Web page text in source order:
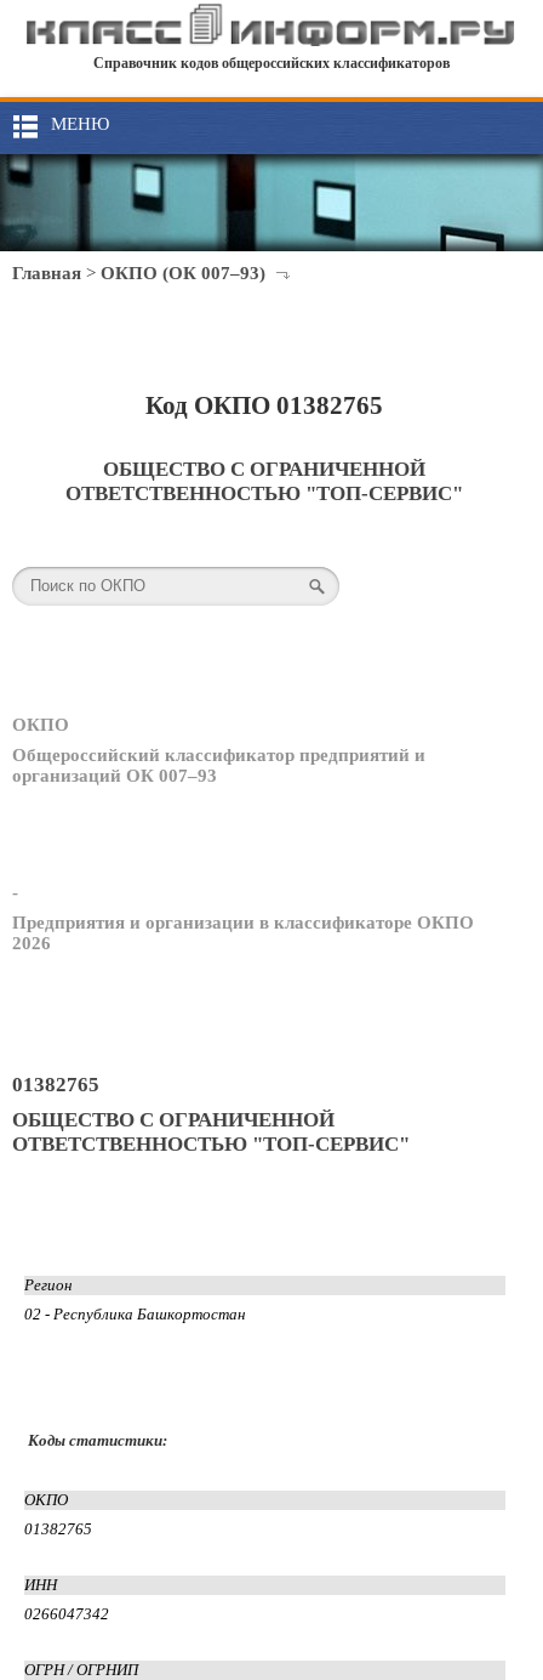
Справочник кодов общероссийских классификаторов
МЕНЮ
Главная > ОКПО (ОК 007–93)
Код ОКПО 01382765
ОБЩЕСТВО С ОГРАНИЧЕННОЙ
ОТВЕТСТВЕННОСТЬЮ "ТОП-СЕРВИС"
ОКПО
Общероссийский классификатор предприятий и
организаций ОК 007–93
-
Предприятия и организации в классификаторе ОКПО
2026
01382765
ОБЩЕСТВО С ОГРАНИЧЕННОЙ
ОТВЕТСТВЕННОСТЬЮ "ТОП-СЕРВИС"
Регион
02 - Республика Башкортостан
Коды статистики:
ОКПО
01382765
ИНН
0266047342
ОГРН / ОГРНИП